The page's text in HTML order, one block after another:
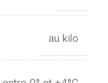
au kilo